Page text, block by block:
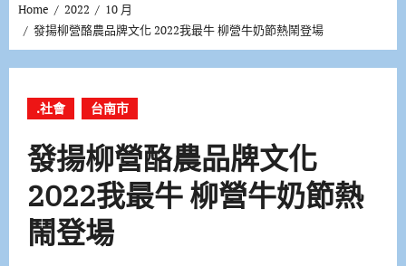
Home 2022
10 月
發揚柳營酪農品牌文化 2022我最牛 柳營牛奶節熱鬧登場
.社會 台南市
發揚柳營酪農品牌文化
2022我最牛 柳營牛奶節熱
鬧登場